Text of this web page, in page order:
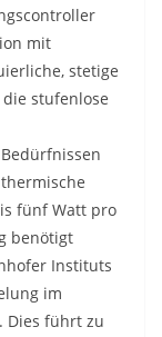
mit
stetige
stufenlose
fünf Watt pro
benötigt
Instituts
im
Dies führt zu